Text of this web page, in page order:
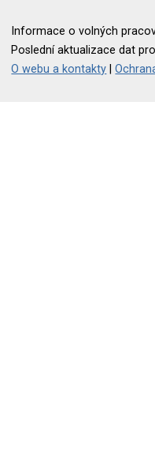
Informace o volných
Poslední aktualizace dat
O webu a kontakty |